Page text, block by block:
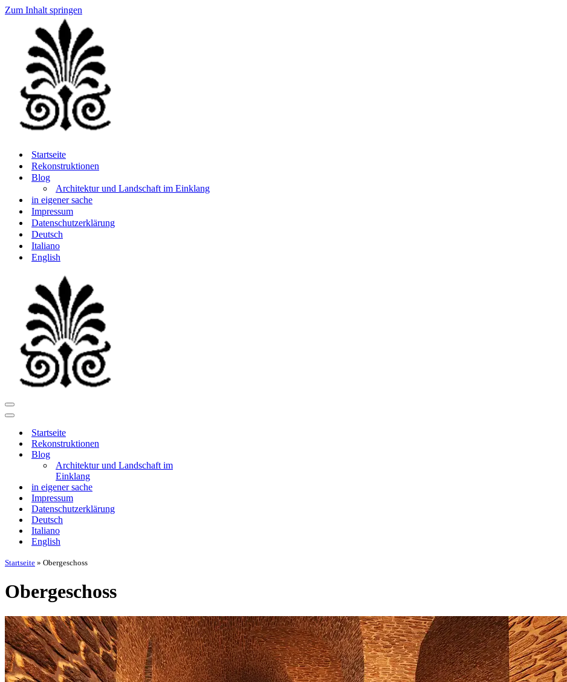
Zum Inhalt springen
Startseite
Rekonstruktionen
Blog
Architektur und Landschaft im Einklang
in eigener sache
Impressum
Datenschutzerklärung
Deutsch
Italiano
English
Navigationsmenü
Navigationsmenü
Startseite
Rekonstruktionen
Blog
Architektur und Landschaft im
Einklang
in eigener sache
Impressum
Datenschutzerklärung
Deutsch
Italiano
English
Startseite » Obergeschoss
Obergeschoss